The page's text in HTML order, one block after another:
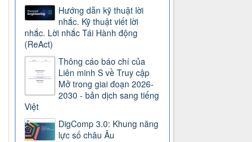
Hướng dẫn kỹ thuật lời
nhắc. Kỹ thuật viết lời
nhắc. Lời nhắc Tái Hành động
(ReAct)
Thông cáo báo chí của
Liên minh S về Truy cập
Mở trong giai đoạn 2026-
2030 - bản dịch sang tiếng
Việt
DigComp 3.0: Khung năng
lực số châu Âu